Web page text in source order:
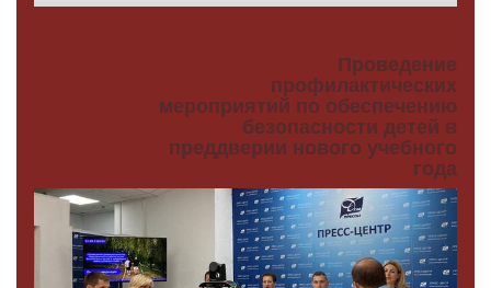
Проведение
профилактических
мероприятий по обеспечению
безопасности детей в
преддверии нового учебного
года